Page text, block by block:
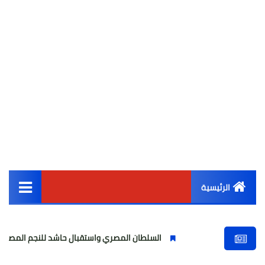
الرئيسية
أخبار مصر
السلطان المصري واستقبال حاشد للنجم المصري